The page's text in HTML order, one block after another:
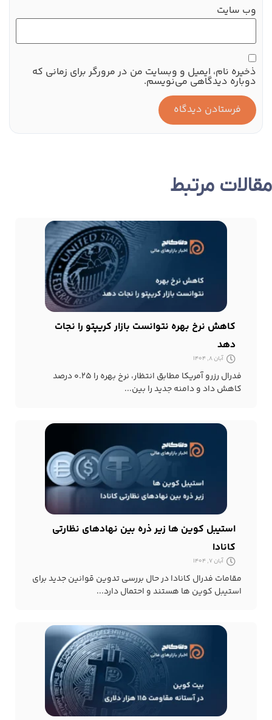
وب‌ سایت
ذخیره نام، ایمیل و وبسایت من در مرورگر برای زمانی که
دوباره دیدگاهی می‌نویسم.
مقالات مرتبط
کاهش نرخ بهره نتوانست بازار کریپتو را نجات
دهد
آبان 8, 1404
فدرال رزرو آمریکا مطابق انتظار، نرخ بهره را ۰.۲۵ درصد
کاهش داد و دامنه جدید را بین...
استیبل کوین ها زیر ذره بین نهادهای نظارتی
کانادا
آبان 7, 1404
مقامات فدرال کانادا در حال بررسی تدوین قوانین جدید برای
استیبل کوین ها هستند و احتمال دارد...